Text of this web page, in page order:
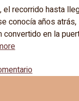
recorrido hasta
conocía años atrás,
en la